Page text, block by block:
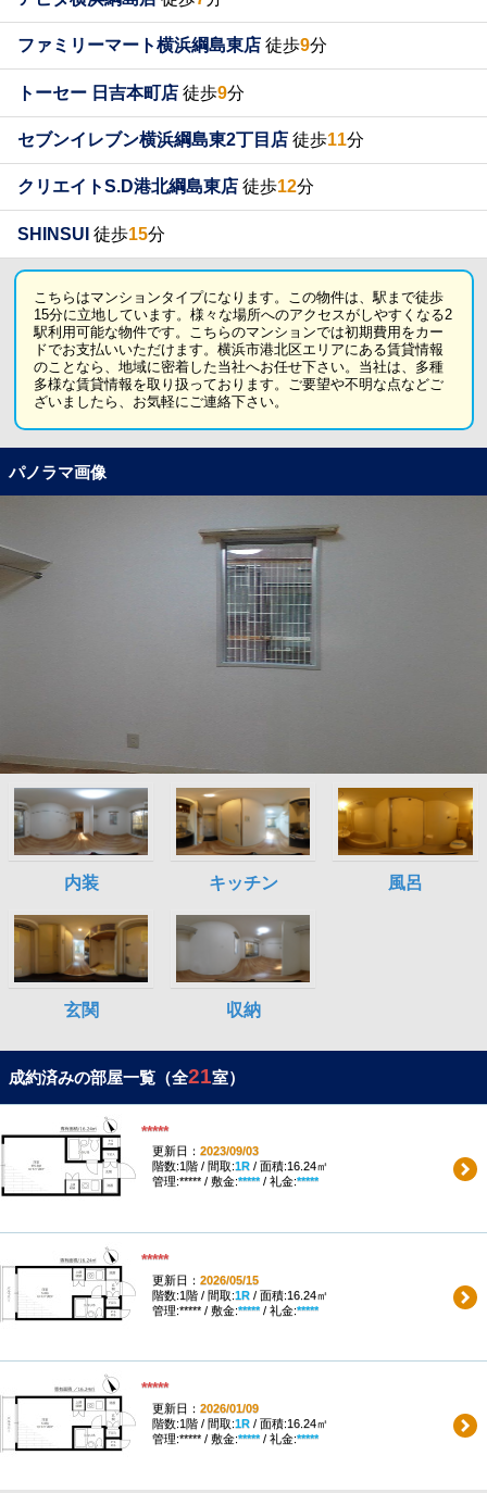
ファミリーマート横浜綱島東店 徒歩9分
トーセー 日吉本町店 徒歩9分
セブンイレブン横浜綱島東2丁目店 徒歩11分
クリエイトS.D港北綱島東店 徒歩12分
SHINSUI 徒歩15分
こちらはマンションタイプになります。この物件は、駅まで徒歩
15分に立地しています。様々な場所へのアクセスがしやすくなる2
駅利用可能な物件です。こちらのマンションでは初期費用をカー
ドでお支払いいただけます。横浜市港北区エリアにある賃貸情報
のことなら、地域に密着した当社へお任せ下さい。当社は、多種
多様な賃貸情報を取り扱っております。ご要望や不明な点などご
ざいましたら、お気軽にご連絡下さい。
パノラマ画像
成約済みの部屋一覧（全21室）
*****
更新日： 2023/09/03
階数:1階 / 間取:1R/ 面積:16.24㎡
管理:***** / 敷金:*****/ 礼金:*****
*****
更新日： 2026/05/15
階数:1階 / 間取:1R/ 面積:16.24㎡
管理:***** / 敷金:*****/ 礼金:*****
*****
更新日： 2026/01/09
階数:1階 / 間取:1R/ 面積:16.24㎡
管理:***** / 敷金:*****/ 礼金:*****